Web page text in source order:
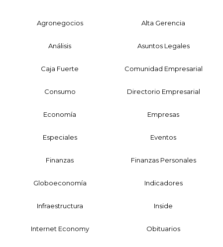
Agronegocios Alta Gerencia
Análisis Asuntos Legales
Caja Fuerte Comunidad Empresarial
Consumo Directorio Empresarial
Economía Empresas
Especiales Eventos
Finanzas Finanzas Personales
Globoeconomía Indicadores
Infraestructura Inside
Internet Economy Obituarios